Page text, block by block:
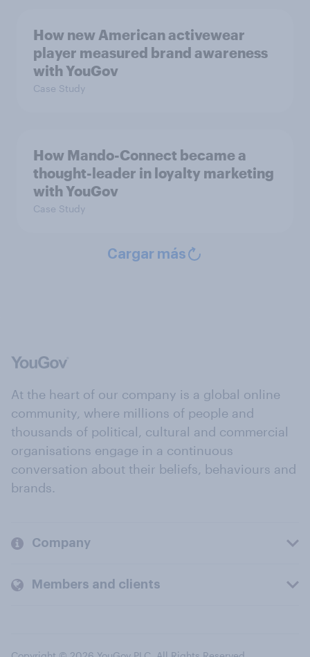
How new American activewear
player measured brand awareness
with YouGov
Case Study
How Mando-Connect became a
thought-leader in loyalty marketing
with YouGov
Case Study
Cargar más
At the heart of our company is a global online
community, where millions of people and
thousands of political, cultural and commercial
organisations engage in a continuous
conversation about their beliefs, behaviours and
brands.
Company
Members and clients